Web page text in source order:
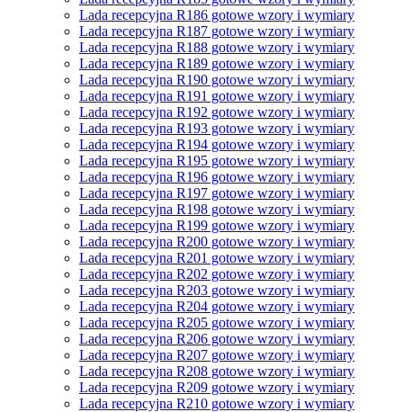
Lada recepcyjna R186 gotowe wzory i wymiary
Lada recepcyjna R187 gotowe wzory i wymiary
Lada recepcyjna R188 gotowe wzory i wymiary
Lada recepcyjna R189 gotowe wzory i wymiary
Lada recepcyjna R190 gotowe wzory i wymiary
Lada recepcyjna R191 gotowe wzory i wymiary
Lada recepcyjna R192 gotowe wzory i wymiary
Lada recepcyjna R193 gotowe wzory i wymiary
Lada recepcyjna R194 gotowe wzory i wymiary
Lada recepcyjna R195 gotowe wzory i wymiary
Lada recepcyjna R196 gotowe wzory i wymiary
Lada recepcyjna R197 gotowe wzory i wymiary
Lada recepcyjna R198 gotowe wzory i wymiary
Lada recepcyjna R199 gotowe wzory i wymiary
Lada recepcyjna R200 gotowe wzory i wymiary
Lada recepcyjna R201 gotowe wzory i wymiary
Lada recepcyjna R202 gotowe wzory i wymiary
Lada recepcyjna R203 gotowe wzory i wymiary
Lada recepcyjna R204 gotowe wzory i wymiary
Lada recepcyjna R205 gotowe wzory i wymiary
Lada recepcyjna R206 gotowe wzory i wymiary
Lada recepcyjna R207 gotowe wzory i wymiary
Lada recepcyjna R208 gotowe wzory i wymiary
Lada recepcyjna R209 gotowe wzory i wymiary
Lada recepcyjna R210 gotowe wzory i wymiary